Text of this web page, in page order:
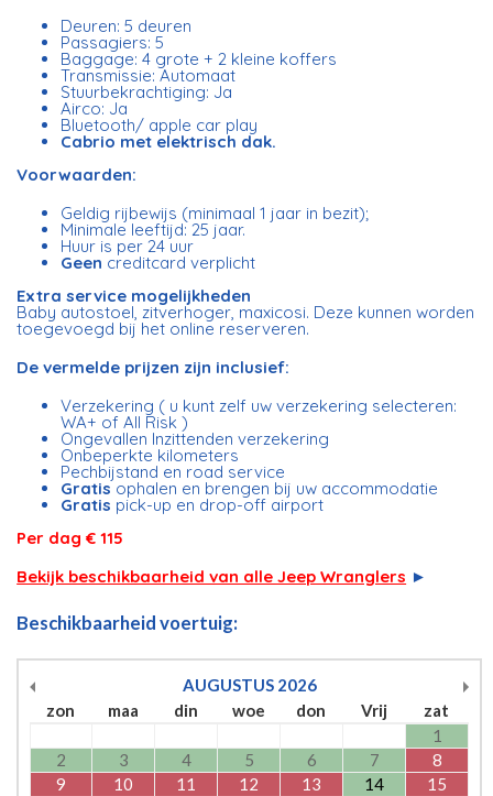
Deuren: 5 deuren
Passagiers: 5
Baggage: 4 grote + 2 kleine koffers
Transmissie: Automaat
Stuurbekrachtiging: Ja
Airco: Ja
Bluetooth/ apple car play
Cabrio met elektrisch dak.
Voorwaarden:
Geldig rijbewijs (minimaal 1 jaar in bezit);
Minimale leeftijd: 25 jaar.
Huur is per 24 uur
Geen creditcard verplicht
Extra service mogelijkheden
Baby autostoel, zitverhoger, maxicosi. Deze kunnen worden
toegevoegd bij het online reserveren.
De vermelde prijzen zijn inclusief:
Verzekering ( u kunt zelf uw verzekering selecteren:
WA+ of All Risk )
Ongevallen Inzittenden verzekering
Onbeperkte kilometers
Pechbijstand en road service
Gratisophalen en brengen bij uw accommodatie
Gratis pick-up en drop-off airport
Per dag € 115
Bekijk beschikbaarheid van alle Jeep Wranglers ►
Beschikbaarheid voertuig:
AUGUSTUS 2026
zon
maa din woe don Vrij
zat
1
2
3 4 5 6 7
8
9
10 11 12 13 14
15